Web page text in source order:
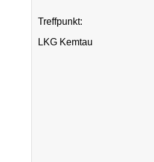
Treffpunkt:
LKG Kemtau